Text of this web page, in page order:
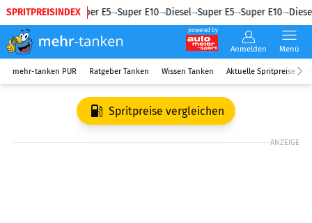
SPRITPREISINDEX
Diesel Super E5 Super E10 Diesel Super E5 Super E10 Diesel
powered by
Anmelden Menü
mehr-tanken PUR Ratgeber Tanken Wissen Tanken Aktuelle Spritpreise
Spritpreise vergleichen
ANZEIGE